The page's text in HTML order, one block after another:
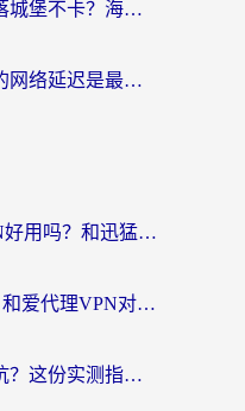
美国用什么加速器玩失落城堡不卡？海外党亲测有效的国服游戏加速指南
在外国玩魔兽世界，你的网络延迟是最大的敌人
海外党必看：Malus VPN好用吗？和迅猛兔VPN对比哪个回国效果更好？附真实体验与避坑指南
Quickback VPN好用吗？和爱代理VPN对比哪个回国效果更好？
海外翻墙回国电脑总踩坑？这份实测指南帮你选对加速器（附ChickCNinitapMalus对比）